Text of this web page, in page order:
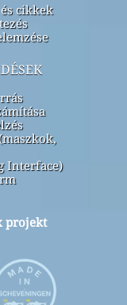
cikkek
Interface)
projekt